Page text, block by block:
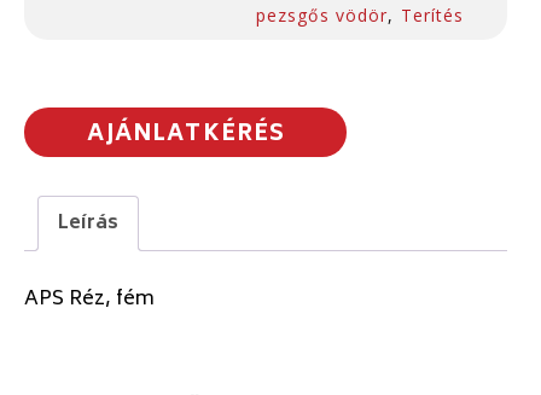
pezsgős vödör, Terítés
AJÁNLATKÉRÉS
Leírás
APS Réz, fém